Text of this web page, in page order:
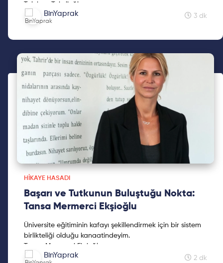
cesaretle hayatta bir şeyler yapmaya başlarsanız eğer,
yolun açıldığını görüyorsunuz ve kanatlarınız açılıyor. O
zaman da size kimse engel olamıyor.
Tuluhan Tekelioğlu
BinYaprak 3 dk
HIKAYE HASADI
Başarı ve Tutkunun Buluştuğu Nokta:
Tansa Mermerci Ekşioğlu
Üniversite eğitiminin kafayı şekillendirmek için bir sistem
birlikteliği olduğu kanaatindeyim.
Tansa Mermerci Ekşioğlu
BinYaprak 2 dk